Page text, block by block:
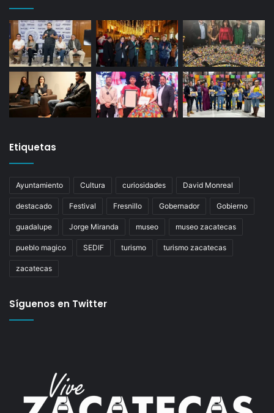
Etiquetas
Ayuntamiento Cultura curiosidades David Monreal
destacado Festival Fresnillo Gobernador Gobierno
guadalupe Jorge Miranda museo museo zacatecas
pueblo magico SEDIF turismo turismo zacatecas
zacatecas
Síguenos en Twitter